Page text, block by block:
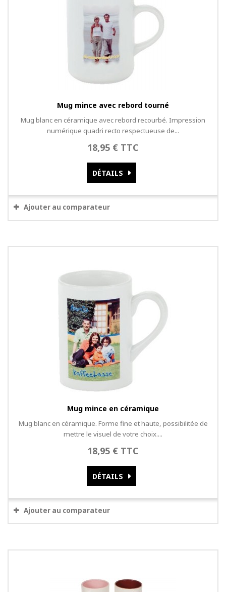
Mug mince avec rebord tourné
Mug blanc en céramique avec rebord recourbé. Impression
numérique quadri recto respectueuse de...
18,95 € TTC
DÉTAILS
Ajouter au comparateur
Mug mince en céramique
Mug blanc en céramique. Forme fine et haute, possibilitée de
mettre le visuel de votre choix....
18,95 € TTC
DÉTAILS
Ajouter au comparateur